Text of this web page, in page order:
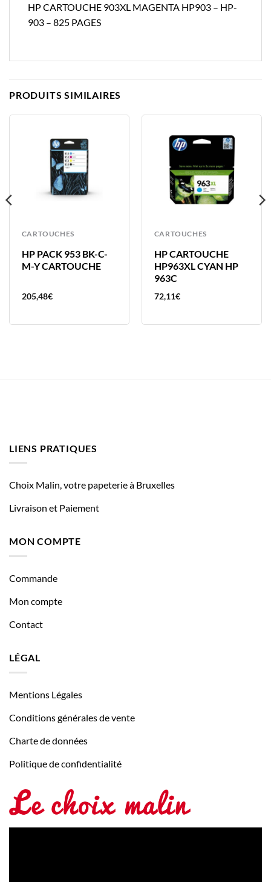
HP CARTOUCHE 903XL MAGENTA HP903 – HP-
903 – 825 PAGES
PRODUITS SIMILAIRES
CARTOUCHES
HP PACK 953 BK-C-
M-Y CARTOUCHE
205,48€
CARTOUCHES
HP CARTOUCHE
HP963XL CYAN HP
963C
72,11€
LIENS PRATIQUES
Choix Malin, votre papeterie à Bruxelles
Livraison et Paiement
MON COMPTE
Commande
Mon compte
Contact
LÉGAL
Mentions Légales
Conditions générales de vente
Charte de données
Politique de confidentialité